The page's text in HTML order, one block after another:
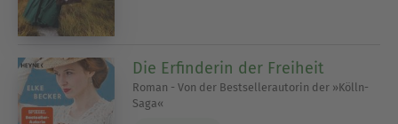
Die Erfinderin der Freiheit
Roman - Von der Bestsellerautorin der »Kölln-
Saga«